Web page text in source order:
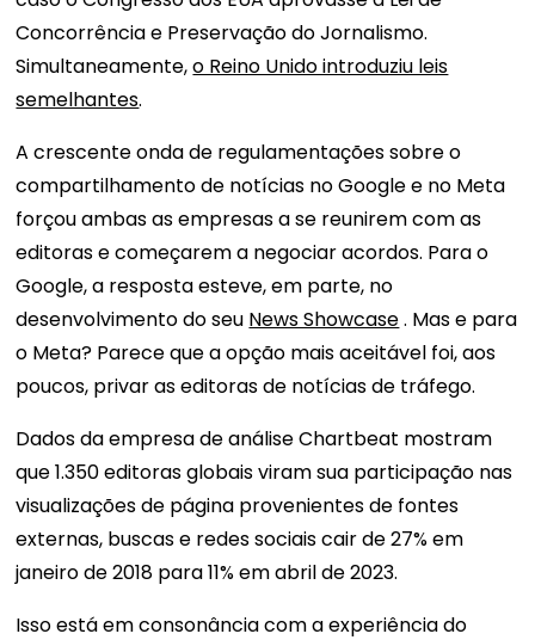
Concorrência e Preservação do Jornalismo.
Simultaneamente,o Reino Unido introduziu leis
semelhantes.
A crescente onda de regulamentações sobre o
compartilhamento de notícias no Google e no Meta
forçou ambas as empresas a se reunirem com as
editoras e começarem a negociar acordos. Para o
Google, a resposta esteve, em parte, no
desenvolvimento do seu News Showcase. Mas e para
o Meta? Parece que a opção mais aceitável foi, aos
poucos, privar as editoras de notícias de tráfego.
Dados da empresa de análise Chartbeat mostram
que 1.350 editoras globais viram sua participação nas
visualizações de página provenientes de fontes
externas, buscas e redes sociais cair de 27% em
janeiro de 2018 para 11% em abril de 2023.
Isso está em consonância com a experiência do